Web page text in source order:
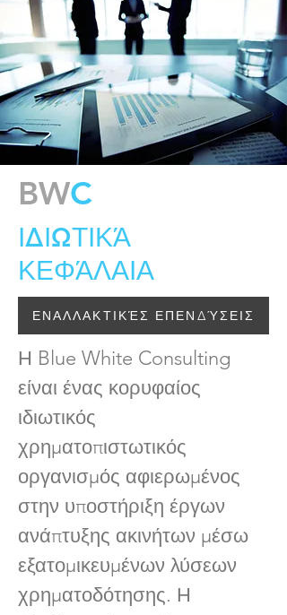
BWC
ΙΔΙΩΤΙΚΆ
ΚΕΦΆΛΑΙΑ
ΕΝΑΛΛΑΚΤΙΚΈΣ ΕΠΕΝΔΎΣΕΙΣ
Η Blue White Consulting
είναι ένας κορυφαίος
ιδιωτικός
χρηματοπιστωτικός
οργανισμός αφιερωμένος
στην υποστήριξη έργων
ανάπτυξης ακινήτων μέσω
εξατομικευμένων λύσεων
χρηματοδότησης. Η